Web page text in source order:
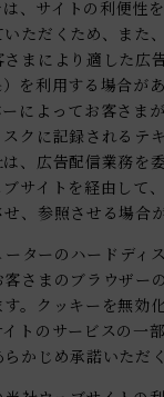
、サイトの利便性
ただくため、また
まにより適した広
を利用する場合が
によってお客さま
クに記録されるテ
、広告配信業務を
サイトを経由して
、参照させる場合
ターのハードディ
さまのブラウザー
。クッキーを無効
トのサービスの一
かじめ承諾いただ